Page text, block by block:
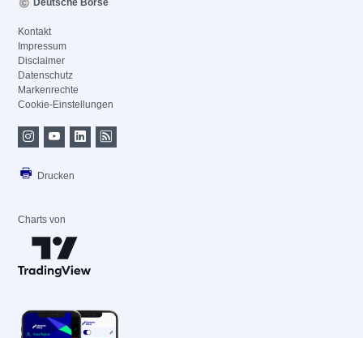
Deutsche Börse
Kontakt
Impressum
Disclaimer
Datenschutz
Markenrechte
Cookie-Einstellungen
Drucken
Charts von